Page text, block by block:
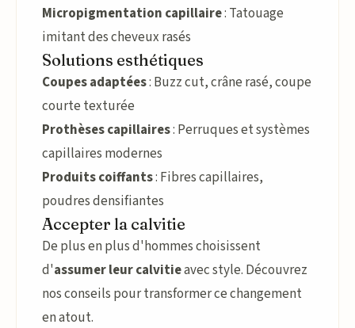
Micropigmentation capillaire: Tatouage
imitant des cheveux rasés
Solutions esthétiques
Coupes adaptées: Buzz cut, crâne rasé, coupe
courte texturée
Prothèses capillaires: Perruques et systèmes
capillaires modernes
Produits coiffants: Fibres capillaires,
poudres densifiantes
Accepter la calvitie
De plus en plus d'hommes choisissent
d'assumer leur calvitieavec style. Découvrez
nos conseils pour transformer ce changement
en atout.